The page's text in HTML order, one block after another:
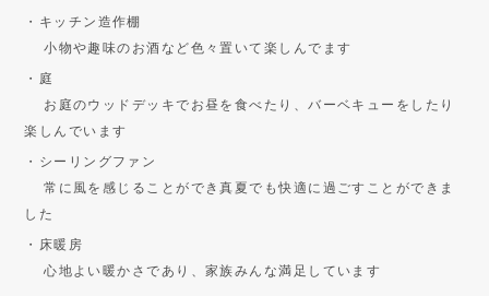
・キッチン造作棚
小物や趣味のお酒など色々置いて楽しんでます
・庭
お庭のウッドデッキでお昼を食べたり、バーベキューをしたり
楽しんでいます
・シーリングファン
常に風を感じることができ真夏でも快適に過ごすことができま
した
・床暖房
心地よい暖かさであり、家族みんな満足しています